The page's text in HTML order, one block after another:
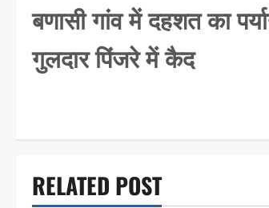
s
t
v
i
बणासी गांव में दहशत का
गुलदार पिंजरे में कैद
RELATED POST